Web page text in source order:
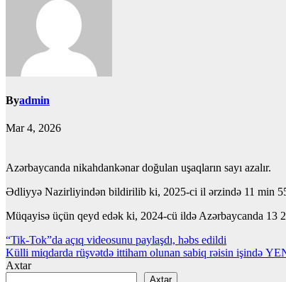
Byadmin
Mar 4, 2026
Azərbaycanda nikahdankənar doğulan uşaqların sayı azalır.
Ədliyyə Nazirliyindən bildirilib ki, 2025-ci il ərzində 11 min
Müqayisə üçün qeyd edək ki, 2024-cü ildə Azərbaycanda 13
Yazı
naviqasiyası
“Tik-Tok”da açıq videosunu paylaşdı, həbs edildi
Külli miqdarda rüşvətdə ittiham olunan sabiq rəisin işində
Axtar
Axtar